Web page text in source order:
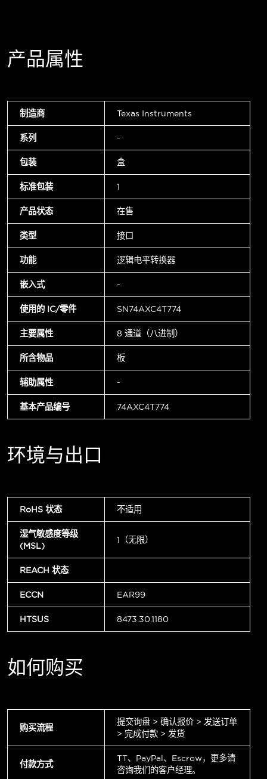
产品属性
制造商 Texas Instruments
系列 -
包装 盒
标准包装 1
产品状态 在售
类型 接口
功能 逻辑电平转换器
嵌入式 -
使用的 IC/零件 SN74AXC4T774
主要属性 8 通道（八进制）
所含物品 板
辅助属性 -
基本产品编号 74AXC4T774
环境与出口
RoHS 状态 不适用
湿气敏感度等级
(MSL)
1（无限）
REACH 状态
ECCN EAR99
HTSUS 8473.30.1180
如何购买
购买流程
提交询盘 > 确认报价 > 发送订单
> 完成付款 > 发货
付款方式
TT、PayPal、Escrow，更多请
咨询我们的客户经理。